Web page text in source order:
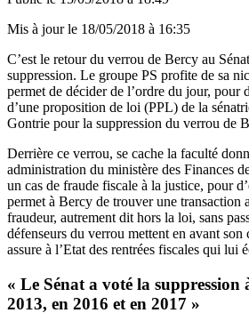
Mis à jour le 18/05/2018 à 16:35
C’est le retour du verrou de Bercy au
suppression. Le groupe PS profite de sa
permet de décider de l’ordre du jour, pour
d’une proposition de loi (PPL) de la
Gontrie pour la suppression du verrou de
Derrière ce verrou, se cache la faculté
administration du ministère des Finances
un cas de fraude fiscale à la justice, pour
permet à Bercy de trouver une transaction
fraudeur, autrement dit hors la loi, sans
défenseurs du verrou mettent en avant son
assure à l’Etat des rentrées fiscales qui lui
« Le Sénat a voté la suppression
2013, en 2016 et en 2017 »